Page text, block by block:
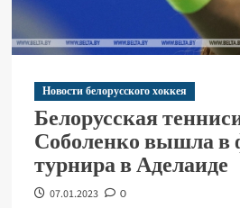
Новости белорусского хоккея
Белорусская
Соболенко вышла в
турнира в Аделаиде
07.01.2023 0